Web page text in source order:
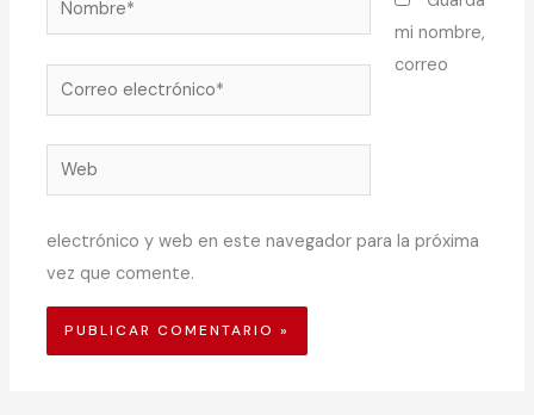
Correo
electrónico*
Web
mi nombre,
correo
electrónico y web en este navegador para la próxima
vez que comente.